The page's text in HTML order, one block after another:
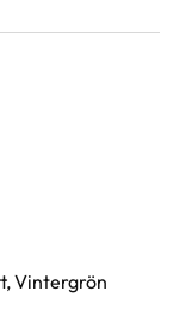
mäter leveranshöjd på
Vintergrön